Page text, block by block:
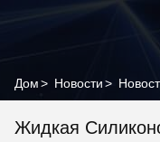
Дом> Новости>
Жидкая